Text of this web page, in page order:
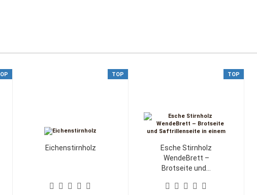
TOP
Eichenstirnholz
TOP
Esche Stirnholz
WendeBrett –
Brotseite und...